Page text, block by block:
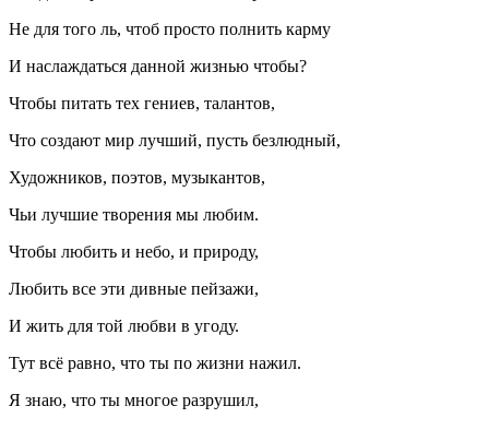
Не для того ль, чтоб просто полнить карму
И наслаждаться данной жизнью чтобы?
Чтобы питать тех гениев, талантов,
Что создают мир лучший, пусть безлюдный,
Художников, поэтов, музыкантов,
Чьи лучшие творения мы любим.
Чтобы любить и небо, и природу,
Любить все эти дивные пейзажи,
И жить для той любви в угоду.
Тут всё равно, что ты по жизни нажил.
Я знаю, что ты многое разрушил,